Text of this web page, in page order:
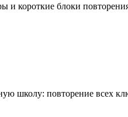
и короткие блоки
школу: повторение всех